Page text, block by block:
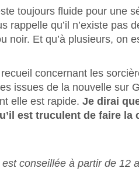
toujours fluide pour une
rappelle qu’il n’existe pas
noir. Et qu’à plusieurs, on
concernant les
issues de la nouvelle sur
elle est rapide. Je dirai
est truculent de faire la
conseillée à partir de 12